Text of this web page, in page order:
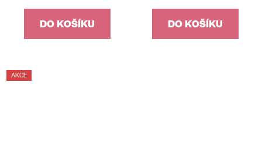
DO KOŠÍKU DO KOŠÍKU
AKCE